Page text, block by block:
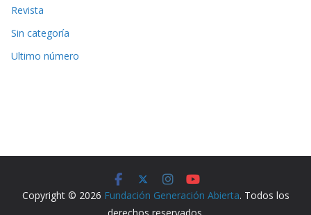
Revista
Sin categoría
Ultimo número
Copyright © 2026 Fundación Generación Abierta. Todos los